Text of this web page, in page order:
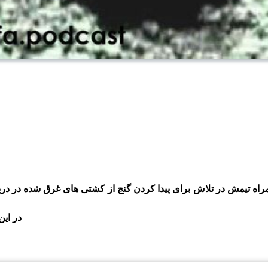
پیتر لیندزبرگ به همراه تیمش در تلاش برای پیدا کردن گنج از کشتی های
در